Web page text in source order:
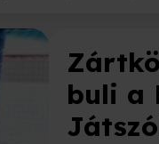
buli a